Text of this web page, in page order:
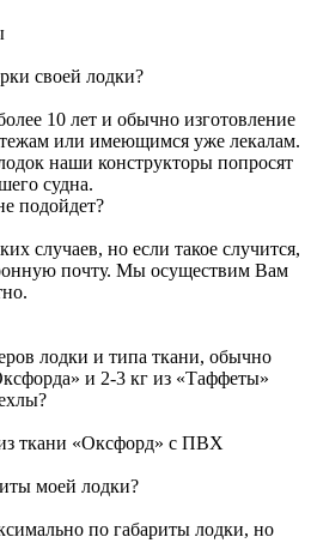
своей лодки?
10 лет и обычно изготовление
или имеющимся уже лекалам.
наши конструкторы попросят
судна.
подойдет?
случаев, но если такое случится,
почту. Мы осуществим Вам
лодки и типа ткани, обычно
и 2-3 кг из «Таффеты»
ткани «Оксфорд» с ПВХ
моей лодки?
по габариты лодки, но